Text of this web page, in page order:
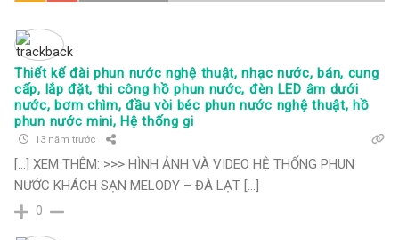
Thiết kế đài phun nước nghệ thuật, nhạc nước, bán, cung
cấp, lắp đặt, thi công hồ phun nước, đèn LED âm dưới
nước, bơm chìm, đầu vòi béc phun nước nghệ thuật, hồ
phun nước mini, Hệ thống gi
13 năm trước
[…] XEM THÊM: >>> HÌNH ẢNH VÀ VIDEO HỆ THỐNG PHUN
NƯỚC KHÁCH SẠN MELODY – ĐÀ LẠT […]
0